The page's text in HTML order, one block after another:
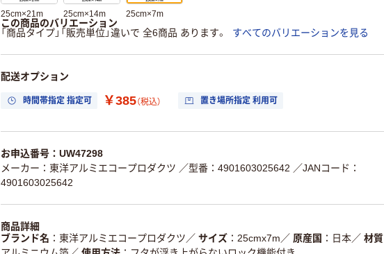
25cm×21m 25cm×14m 25cm×7m
この商品のバリエーション
「商品タイプ」「販売単位」違いで 全6商品 あります。
すべてのバリエーションを見る
配送オプション
時間帯指定 指定可 ￥385（税込） 置き場所指定 利用可
お申込番号：UW47298
メーカー：東洋アルミエコープロダクツ ／型番：4901603025642 ／JANコード：
4901603025642
商品詳細
ブランド名
東洋アルミエコープロダクツ ／ サイズ 25cmx7m ／ 原産国 日本／ 材質